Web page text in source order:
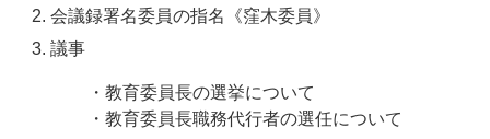
会議録署名委員の指名《窪木委員》
議事
・教育委員長の選挙について
・教育委員長職務代行者の選任について